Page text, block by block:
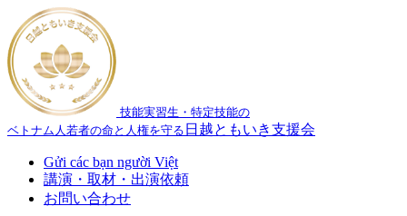
技能実習生・特定技能の
ベトナム人若者の命と人権を守る 日越ともいき支援会
Gửi các bạn người Việt
講演・取材・出演依頼
お問い合わせ